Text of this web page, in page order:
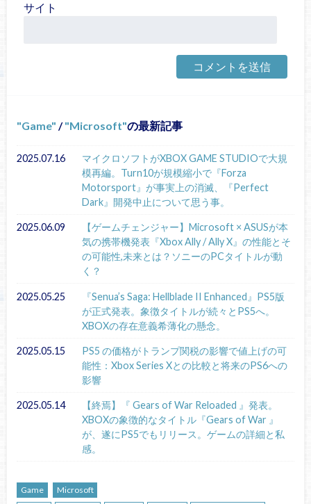
サイト
Game / Microsoft の最新記事
2025.07.16
マイクロソフトがXBOX GAME STUDIOで大規
模再編。Turn10が規模縮小で『Forza
Motorsport』が事実上の消滅、『Perfect
Dark』開発中止について思う事。
2025.06.09
【ゲームチェンジャー】Microsoft × ASUSが本
気の携帯機発表『Xbox Ally / Ally X』の性能とそ
の可能性,未来とは？ソニーのPCタイトルが動
く？
2025.05.25
『Senua’s Saga: Hellblade II Enhanced』PS5版
が正式発表。象徴タイトルが続々とPS5へ。
XBOXの存在意義希薄化の懸念。
2025.05.15
PS5 の価格がトランプ関税の影響で値上げの可
能性：Xbox Series Xとの比較と将来のPS6への
影響
2025.05.14
【終焉】『 Gears of War Reloaded 』発表。
XBOXの象徴的なタイトル『Gears of War 』
が、遂にPS5でもリリース。ゲームの詳細と私
感。
Game
Microsoft